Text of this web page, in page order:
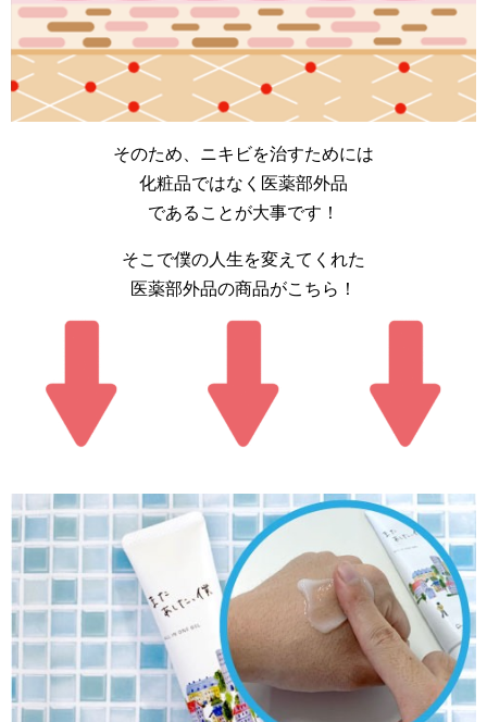
そのため、ニキビを治すためには
化粧品ではなく医薬部外品
であることが大事です！
そこで僕の人生を変えてくれた
医薬部外品の商品がこちら！